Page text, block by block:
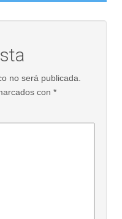
no será publicada.
con *